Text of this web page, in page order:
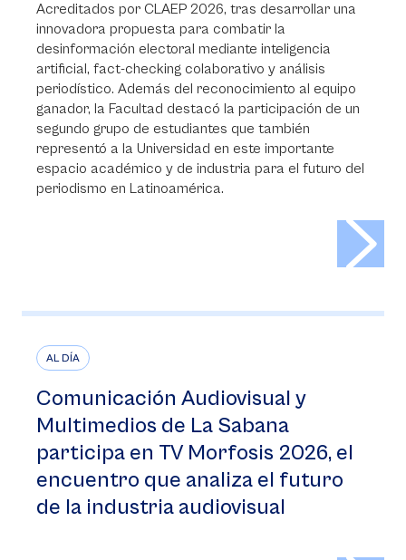
Acreditados por CLAEP 2026, tras desarrollar una
innovadora propuesta para combatir la
desinformación electoral mediante inteligencia
artificial, fact-checking colaborativo y análisis
periodístico. Además del reconocimiento al equipo
ganador, la Facultad destacó la participación de un
segundo grupo de estudiantes que también
representó a la Universidad en este importante
espacio académico y de industria para el futuro del
periodismo en Latinoamérica.
AL DÍA
Comunicación Audiovisual y
Multimedios de La Sabana
participa en TV Morfosis 2026, el
encuentro que analiza el futuro
de la industria audiovisual